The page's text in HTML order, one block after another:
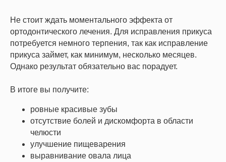
Не стоит ждать моментального эффекта от
ортодонтического лечения. Для исправления прикуса
потребуется немного терпения, так как исправление
прикуса займет, как минимум, несколько месяцев.
Однако результат обязательно вас порадует.
В итоге вы получите:
ровные красивые зубы
отсутствие болей и дискомфорта в области
челюсти
улучшение пищеварения
выравнивание овала лица